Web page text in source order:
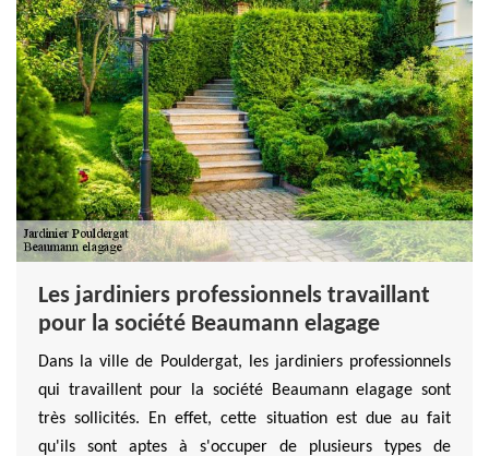
Les jardiniers professionnels travaillant
pour la société Beaumann elagage
Dans la ville de Pouldergat, les jardiniers professionnels
qui travaillent pour la société Beaumann elagage sont
très sollicités. En effet, cette situation est due au fait
qu'ils sont aptes à s'occuper de plusieurs types de